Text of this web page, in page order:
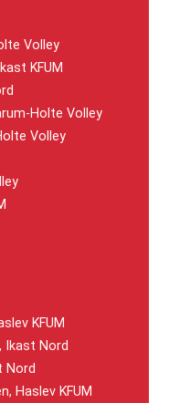
Volley
KFUM
Holte Volley
Volley
KFUM
Ikast Nord
Nord
Haslev KFUM